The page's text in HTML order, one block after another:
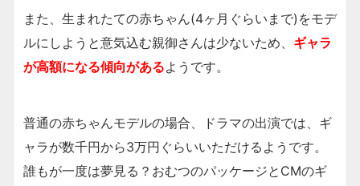
また、生まれたての赤ちゃん(4ヶ月ぐらいまで)をモデ
ルにしようと意気込む親御さんは少ないため、 ギャラ
が高額になる傾向があるようです。
普通の赤ちゃんモデルの場合、ドラマの出演では、ギ
ャラが数千円から3万円ぐらいいただけるようです。
誰もが一度は夢見る？おむつのパッケージとCMのギ